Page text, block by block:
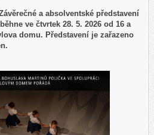
a absolventské představení
ve čtvrtek 28. 5. 2026 od 16 a
domu. Představení je zařazeno